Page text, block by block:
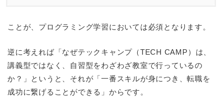
ことが、プログラミング学習においては必須となります。
逆に考えれば「なぜテックキャンプ（TECH CAMP）は、
講義型ではなく、自習型をわざわざ教室で行っているの
か？」というと、それが「一番スキルが身につき、転職を
成功に繋げることができる」からです。